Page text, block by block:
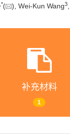
*( ), Wei-Kun Wang3
补充材料
1